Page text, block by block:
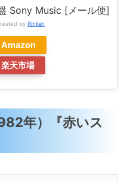
Sony Music [メール便]
by Rinker
Amazon
楽天市場
年）『赤いス